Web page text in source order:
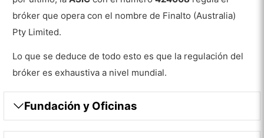
Formación
Contras
bróker que opera con el nombre de Finalto (Australia)
Pty Limited.
Lo que se deduce de todo esto es que la regulación del
bróker es exhaustiva a nivel mundial.
Fundación y Oficinas